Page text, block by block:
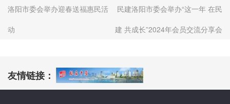
洛阳市委会举办迎春送福惠民活
动
民建洛阳市委会举办“这一年 在民
建 共成长”2024年会员交流分享会
友情链接：